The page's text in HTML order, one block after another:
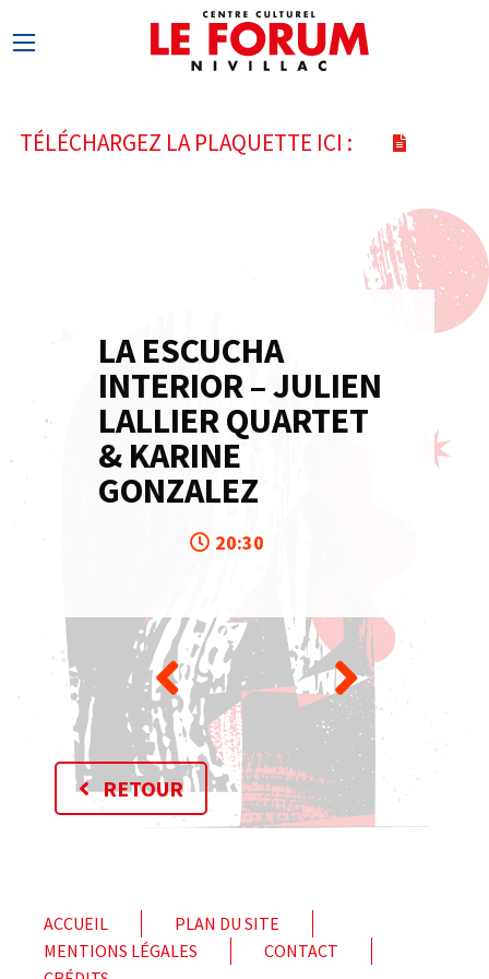
TÉLÉCHARGEZ LA PLAQUETTE ICI :
5
MAR
LA ESCUCHA
INTERIOR – JULIEN
LALLIER QUARTET
& KARINE
GONZALEZ
20:30
RETOUR
ACCUEIL
PLAN DU SITE
MENTIONS LÉGALES
CONTACT